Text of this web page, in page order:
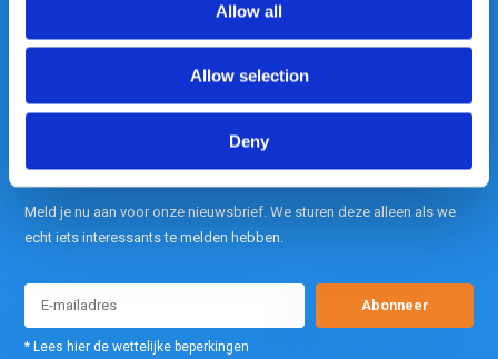
Allow all
Allow selection
Deny
info@gearpoint.nl
Meld je nu aan voor onze nieuwsbrief. We sturen deze alleen als we
echt iets interessants te melden hebben.
Abonneer
* Lees hier de wettelijke beperkingen